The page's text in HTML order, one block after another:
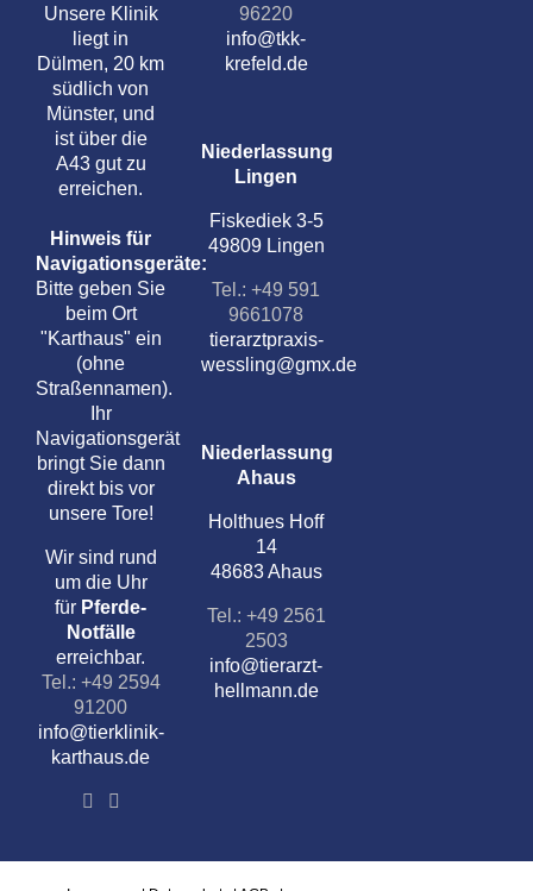
Unsere Klinik
liegt in
Dülmen, 20 km
südlich von
Münster, und
ist über die
A43 gut zu
erreichen.
Hinweis für
Navigationsgeräte:
Bitte geben Sie
beim Ort
"Karthaus" ein
(ohne
Straßennamen).
Ihr
Navigationsgerät
bringt Sie dann
direkt bis vor
unsere Tore!
Wir sind rund
um die Uhr
für Pferde-
Notfälle
erreichbar.
Tel.: +49 2594
91200
info@tierklinik-
karthaus.de
96220
info@tkk-
krefeld.de
Niederlassung
Lingen
Fiskediek 3-5
49809 Lingen
Tel.: +49 591
9661078
tierarztpraxis-
wessling@gmx.de
Niederlassung
Ahaus
Holthues Hoff
14
48683 Ahaus
Tel.: +49 2561
2503
info@tierarzt-
hellmann.de